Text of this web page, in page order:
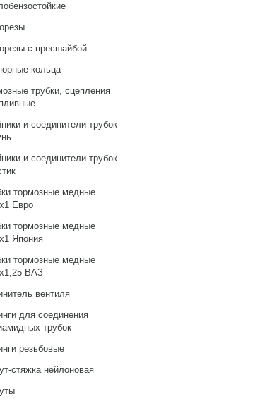
с пресшайбой
кольца
трубки, сцепления
и соединители трубок
и соединители трубок
тормозные медные
Евро
тормозные медные
Япония
тормозные медные
ВАЗ
вентиля
для соединения
трубок
резьбовые
стяжка нейлоновая